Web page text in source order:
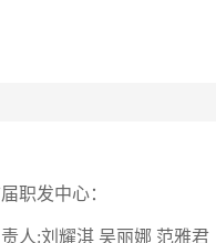
职发中心：
人:刘耀淇 吴丽娜 范雅君